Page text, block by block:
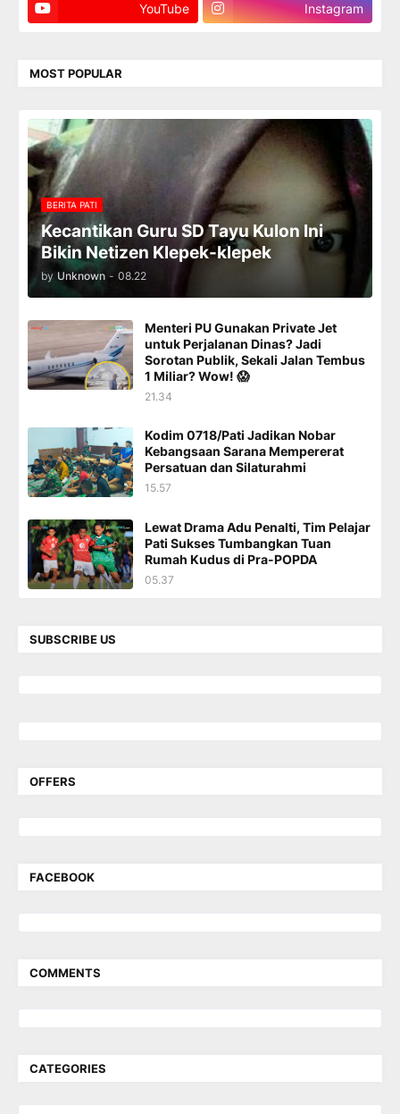
YouTube Instagram
MOST POPULAR
BERITA PATI
Kecantikan Guru SD Tayu Kulon Ini
Bikin Netizen Klepek-klepek
by Unknown - 08.22
Menteri PU Gunakan Private Jet
untuk Perjalanan Dinas? Jadi
Sorotan Publik, Sekali Jalan Tembus
1 Miliar? Wow! 😱
21.34
Kodim 0718/Pati Jadikan Nobar
Kebangsaan Sarana Mempererat
Persatuan dan Silaturahmi
15.57
Lewat Drama Adu Penalti, Tim Pelajar
Pati Sukses Tumbangkan Tuan
Rumah Kudus di Pra-POPDA
05.37
SUBSCRIBE US
OFFERS
FACEBOOK
COMMENTS
CATEGORIES